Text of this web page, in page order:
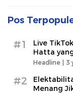
Pos
#1
Live
Hatta
Headline | 3
#2
Menang